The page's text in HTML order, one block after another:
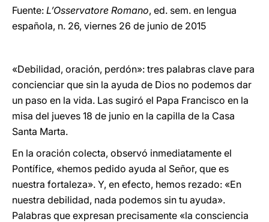
Fuente: L’Osservatore Romano, ed. sem. en lengua
española, n. 26, viernes 26 de junio de 2015
«Debilidad, oración, perdón»: tres palabras clave para
concienciar que sin la ayuda de Dios no podemos dar
un paso en la vida. Las sugiró el Papa Francisco en la
misa del jueves 18 de junio en la capilla de la Casa
Santa Marta.
En la oración colecta, observó inmediatamente el
Pontífice, «hemos pedido ayuda al Señor, que es
nuestra fortaleza». Y, en efecto, hemos rezado: «En
nuestra debilidad, nada podemos sin tu ayuda».
Palabras que expresan precisamente «la consciencia